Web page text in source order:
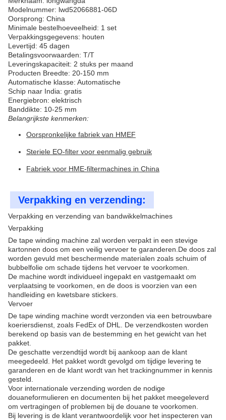
Modelnummer: lwd52066881-06D
Oorsprong: China
Minimale bestelhoeveelheid: 1 set
Verpakkingsgegevens: houten
Levertijd: 45 dagen
Betalingsvoorwaarden: T/T
Leveringskapaciteit: 2 stuks per maand
Producten Breedte: 20-150 mm
Automatische klasse: Automatische
Schip naar India: gratis
Energiebron: elektrisch
Banddikte: 10-25 mm
Belangrijkste kenmerken:
Oorspronkelijke fabriek van HMEF
Steriele EO-filter voor eenmalig gebruik
Fabriek voor HME-filtermachines in China
Verpakking en verzending:
Verpakking en verzending van bandwikkelmachines
Verpakking
De tape winding machine zal worden verpakt in een stevige
kartonnen doos om een veilig vervoer te garanderen.De doos zal
worden gevuld met beschermende materialen zoals schuim of
bubbelfolie om schade tijdens het vervoer te voorkomen.
De machine wordt individueel ingepakt en vastgemaakt om
verplaatsing te voorkomen, en de doos is voorzien van een
handleiding en kwetsbare stickers.
Vervoer
De tape winding machine wordt verzonden via een betrouwbare
koeriersdienst, zoals FedEx of DHL. De verzendkosten worden
berekend op basis van de bestemming en het gewicht van het
pakket.
De geschatte verzendtijd wordt bij aankoop aan de klant
meegedeeld. Het pakket wordt gevolgd om tijdige levering te
garanderen en de klant wordt van het trackingnummer in kennis
gesteld.
Voor internationale verzending worden de nodige
douaneformulieren en documenten bij het pakket meegeleverd
om vertragingen of problemen bij de douane te voorkomen.
Bij levering is de klant verantwoordelijk voor het inspecteren van